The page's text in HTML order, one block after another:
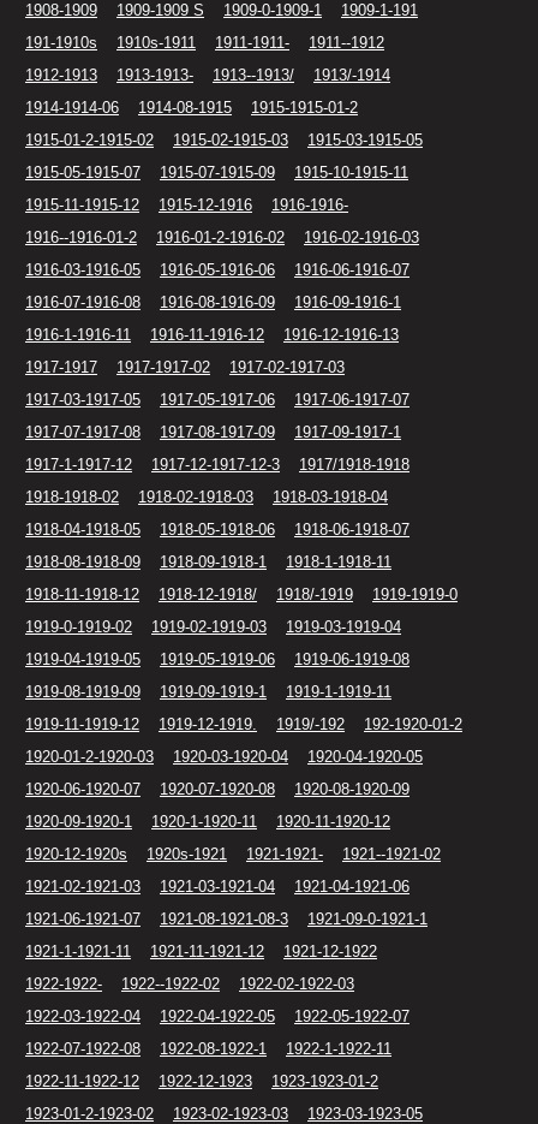
1908-1909
1909-1909 S 1909-0-1909-1
1909-1-191
191-1910s
1910s-1911 1911-1911-
1911--1912
1912-1913
1913-1913- 1913--1913/
1913/-1914
1914-1914-06
1914-08-1915
1915-1915-01-2
1915-01-2-1915-02
1915-02-1915-03
1915-03-1915-05
1915-05-1915-07
1915-07-1915-09
1915-10-1915-11
1915-11-1915-12
1915-12-1916
1916-1916-
1916--1916-01-2
1916-01-2-1916-02
1916-02-1916-03
1916-03-1916-05
1916-05-1916-06
1916-06-1916-07
1916-07-1916-08
1916-08-1916-09
1916-09-1916-1
1916-1-1916-11
1916-11-1916-12
1916-12-1916-13
1917-1917
1917-1917-02
1917-02-1917-03
1917-03-1917-05
1917-05-1917-06
1917-06-1917-07
1917-07-1917-08
1917-08-1917-09
1917-09-1917-1
1917-1-1917-12
1917-12-1917-12-3
1917/1918-1918
1918-1918-02
1918-02-1918-03
1918-03-1918-04
1918-04-1918-05
1918-05-1918-06
1918-06-1918-07
1918-08-1918-09
1918-09-1918-1
1918-1-1918-11
1918-11-1918-12
1918-12-1918/ 1918/-1919
1919-1919-0
1919-0-1919-02
1919-02-1919-03
1919-03-1919-04
1919-04-1919-05
1919-05-1919-06
1919-06-1919-08
1919-08-1919-09
1919-09-1919-1
1919-1-1919-11
1919-11-1919-12
1919-12-1919. 1919/-192
192-1920-01-2
1920-01-2-1920-03
1920-03-1920-04
1920-04-1920-05
1920-06-1920-07
1920-07-1920-08
1920-08-1920-09
1920-09-1920-1
1920-1-1920-11
1920-11-1920-12
1920-12-1920s
1920s-1921 1921-1921-
1921--1921-02
1921-02-1921-03
1921-03-1921-04
1921-04-1921-06
1921-06-1921-07
1921-08-1921-08-3
1921-09-0-1921-1
1921-1-1921-11
1921-11-1921-12
1921-12-1922
1922-1922-
1922--1922-02
1922-02-1922-03
1922-03-1922-04
1922-04-1922-05
1922-05-1922-07
1922-07-1922-08
1922-08-1922-1
1922-1-1922-11
1922-11-1922-12
1922-12-1923
1923-1923-01-2
1923-01-2-1923-02
1923-02-1923-03
1923-03-1923-05